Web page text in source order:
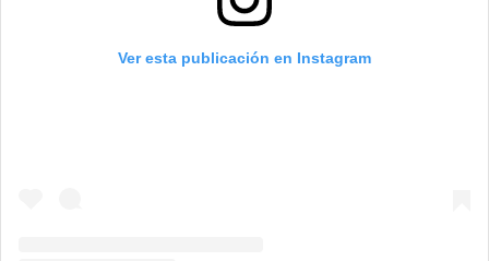
Ver esta publicación en Instagram